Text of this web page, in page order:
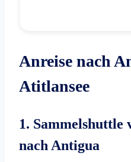
Anreise nach
Atitlansee
1. Sammelshuttle
nach Antigua